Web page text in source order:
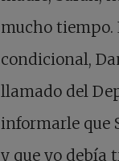
mucho tiempo.
condicional,
llamado del
informarle que
y que yo debía